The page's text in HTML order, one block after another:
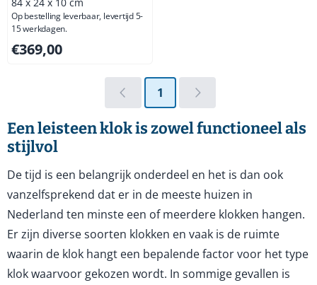
Op bestelling leverbaar, levertijd 5-
15 werkdagen.
Prijs: 369,00, exclusief btw: 304,96
€369,00
1
Een leisteen klok is zowel functioneel als
stijlvol
De tijd is een belangrijk onderdeel en het is dan ook
vanzelfsprekend dat er in de meeste huizen in
Nederland ten minste een of meerdere klokken hangen.
Er zijn diverse soorten klokken en vaak is de ruimte
waarin de klok hangt een bepalende factor voor het type
klok waarvoor gekozen wordt. In sommige gevallen is